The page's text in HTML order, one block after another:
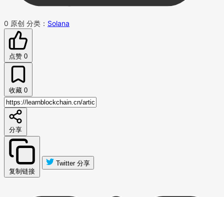
0 原创 分类： Solana
点赞 0
收藏 0
分享
复制链接
Twitter 分享